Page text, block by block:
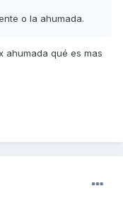
o la ahumada.
ahumada qué es mas